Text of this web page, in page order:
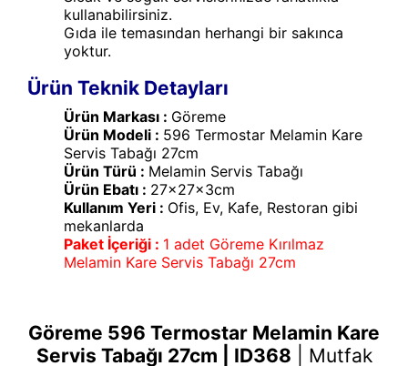
kullanabilirsiniz.
Gıda ile temasından herhangi bir sakınca
yoktur.
Ürün Teknik Detayları
Ürün Markası : Göreme
Ürün Modeli : 596 Termostar Melamin Kare
Servis Tabağı 27cm
Ürün Türü : Melamin Servis Tabağı
Ürün Ebatı : 27x27x3cm
Kullanım Yeri : Ofis, Ev, Kafe, Restoran gibi
mekanlarda
Paket İçeriği : 1 adet Göreme Kırılmaz
Melamin Kare Servis Tabağı 27cm
Göreme 596 Termostar Melamin Kare
Servis Tabağı 27cm | ID368
Mutfak